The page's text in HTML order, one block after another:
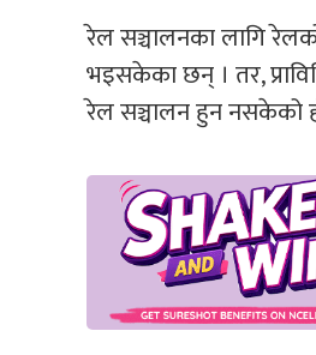
रेल सञ्चालनका लागि
भइसकेका छन् । तर,
रेल सञ्चालन हुन नसकेको